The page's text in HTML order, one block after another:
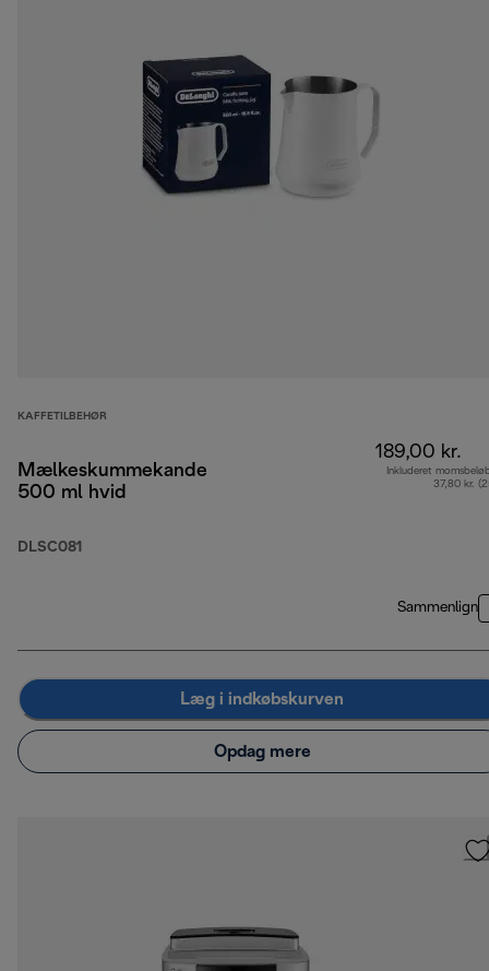
KAFFETILBEHØR
Mælkeskummekande
500 ml hvid
DLSC081
189,00 kr.
Inkluderet
37,80 kr.
Sammenlign
Læg i indkøbskurven
Opdag mere